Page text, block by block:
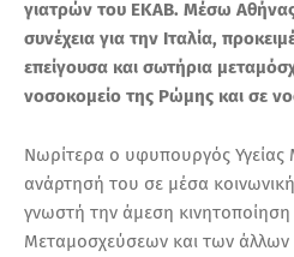
γιατρών του ΕΚΑΒ. Μέσω Αθήνας
συνέχεια για την Ιταλία,
επείγουσα και σωτήρια
νοσοκομείο της Ρώμης και σε
Νωρίτερα ο υφυπουργός Υγείας
ανάρτησή του σε μέσα
γνωστή την άμεση
Μεταμοσχεύσεων και των άλλων